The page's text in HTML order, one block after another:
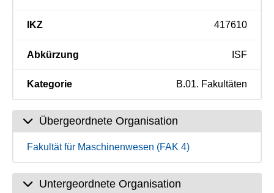
IKZ 417610
Abkürzung ISF
Kategorie B.01. Fakultäten
Übergeordnete Organisation
Fakultät für Maschinenwesen (FAK 4)
Untergeordnete Organisation